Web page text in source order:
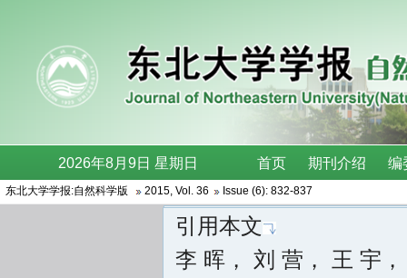
东北大学学报:自然科学版 2015, Vol. 36 Issue (6): 832-837
引用本文
李 晖， 刘 营， 王 宇